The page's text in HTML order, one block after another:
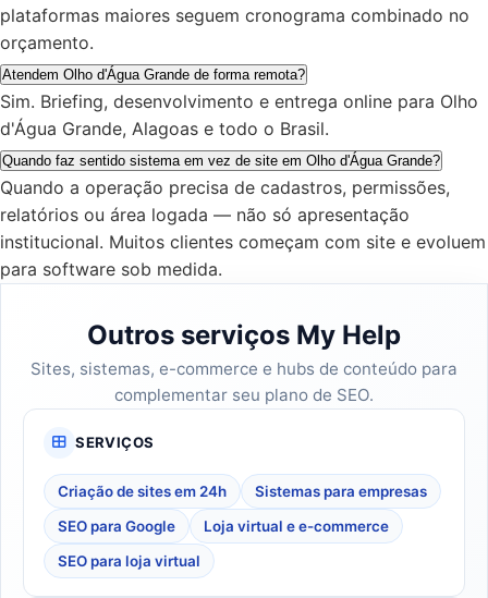
plataformas maiores seguem cronograma combinado no
orçamento.
Atendem Olho d'Água Grande de forma remota?
Sim. Briefing, desenvolvimento e entrega online para Olho
d'Água Grande, Alagoas e todo o Brasil.
Quando faz sentido sistema em vez de site em Olho d'Água Grande?
Quando a operação precisa de cadastros, permissões,
relatórios ou área logada — não só apresentação
institucional. Muitos clientes começam com site e evoluem
para software sob medida.
Outros serviços My Help
Sites, sistemas, e-commerce e hubs de conteúdo para
complementar seu plano de SEO.
SERVIÇOS
Criação de sites em 24h Sistemas para empresas
SEO para Google Loja virtual e e-commerce
SEO para loja virtual